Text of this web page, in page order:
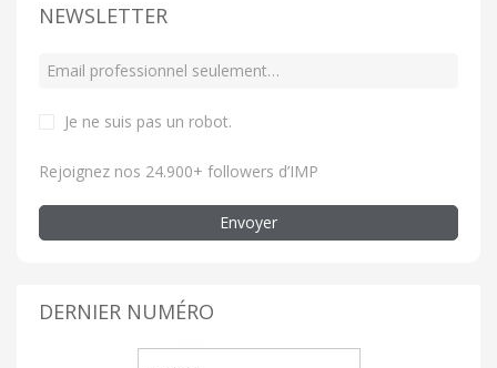
NEWSLETTER
Je ne suis pas un robot.
Rejoignez nos 24.900+ followers d’IMP
Envoyer
DERNIER NUMÉRO